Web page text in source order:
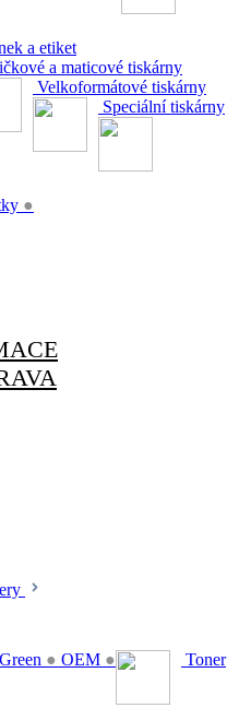
a etiket
a maticové tiskárny
Velkoformátové tiskárny
Speciální tiskárny
●
● OEM ● Toner